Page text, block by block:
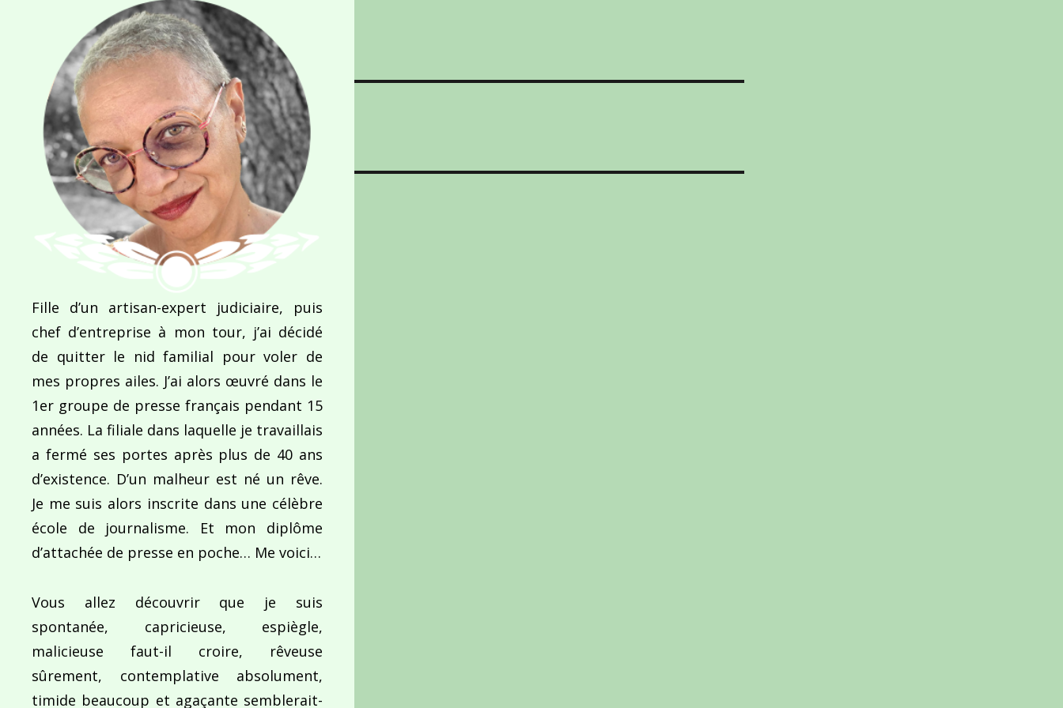
Navigation
l’article
PUBLIÉ DANS
Les Dessous d’Audrey
Fille d’un artisan-expert judiciaire, puis
chef d’entreprise à mon tour, j’ai décidé
de quitter le nid familial pour voler de
mes propres ailes. J’ai alors œuvré dans le
1er groupe de presse français pendant 15
années. La filiale dans laquelle je travaillais
a fermé ses portes après plus de 40 ans
d’existence. D’un malheur est né un rêve.
Je me suis alors inscrite dans une célèbre
école de journalisme. Et mon diplôme
d’attachée de presse en poche… Me voici…
Vous allez découvrir que je suis
spontanée, capricieuse, espiègle,
malicieuse faut-il croire, rêveuse
sûrement, contemplative absolument,
timide beaucoup et agaçante semblerait-